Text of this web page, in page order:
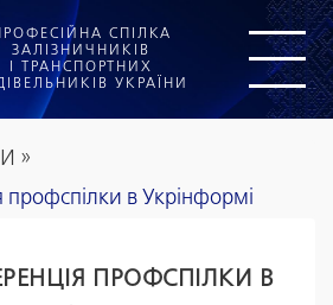
СПІЛКА
ЗАЛІЗНИЧНИКІВ
І ТРАНСПОРТНИХ
УКРАЇНИ
»
профспілки в Укрінформі
ПРОФСПІЛКИ В